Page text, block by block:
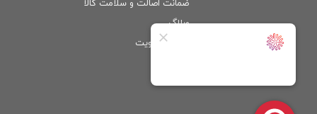
ضمانت اصالت و سلامت كالا
وبلاگ
عضویت